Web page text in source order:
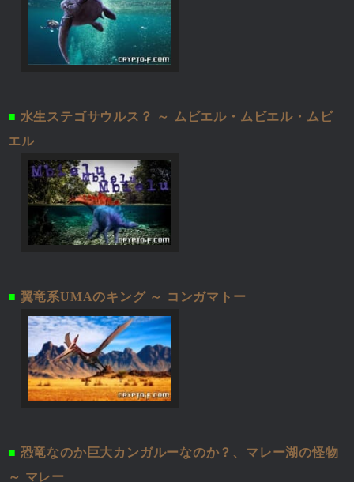
■ 水生ステゴサウルス？ ～ ムビエル・ムビエル・ムビ
エル
■ 翼竜系UMAのキング ～ コンガマトー
■ 恐竜なのか巨大カンガルーなのか？、マレー湖の怪物
～ マレー